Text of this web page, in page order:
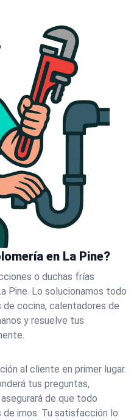
en La Pine?
o duchas frías
Pine. Lo solucionamos todo
cocina, calentadores de
y resuelve tus
al cliente en primer lugar.
tus preguntas,
de que todo
irnos. Tu satisfacción lo